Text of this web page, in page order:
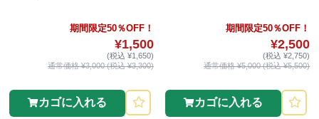
期間限定50％OFF！
¥1,500
(税込 ¥1,650)
通常価格 ¥3,000 (税込 ¥3,300)
カゴに入れる
期間限定50％OFF！
¥2,500
(税込 ¥2,750)
通常価格 ¥5,000 (税込 ¥5,500)
カゴに入れる